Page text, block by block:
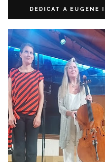
DEDICAT A EUGENE